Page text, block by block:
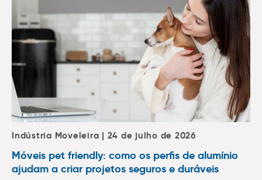
Indústria Moveleira | 24 de julho de 2026
Móveis pet friendly: como os perfis de alumínio
ajudam a criar projetos seguros e duráveis